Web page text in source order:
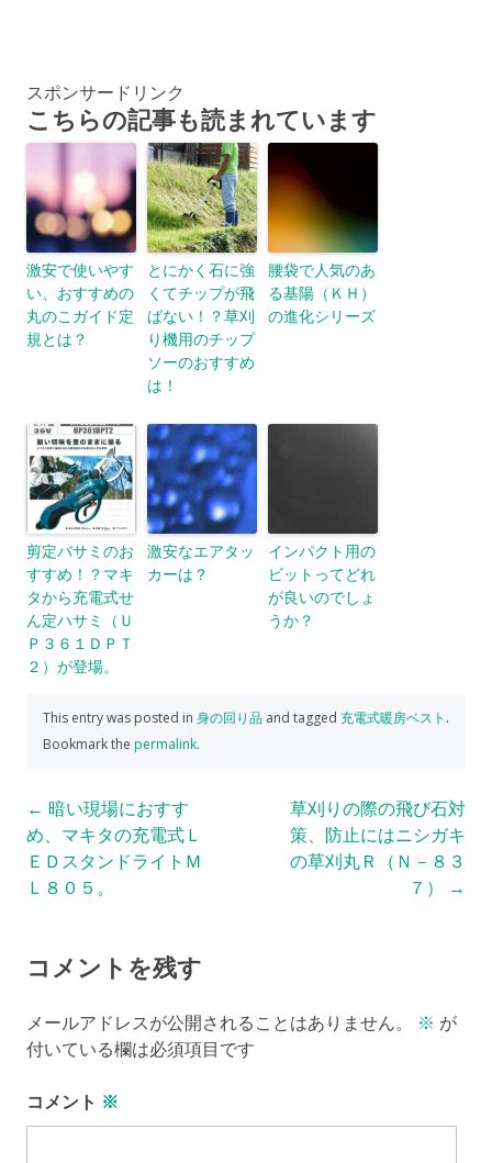
スポンサードリンク
こちらの記事も読まれています
激安で使いやす
い、おすすめの
丸のこガイド定
規とは？
とにかく石に強
くてチップが飛
ばない！？草刈
り機用のチップ
ソーのおすすめ
は！
腰袋で人気のあ
る基陽（ＫＨ）
の進化シリーズ
剪定バサミのお
すすめ！？マキ
タから充電式せ
ん定ハサミ（Ｕ
Ｐ３６１ＤＰＴ
２）が登場。
激安なエアタッ
カーは？
インパクト用の
ビットってどれ
が良いのでしょ
うか？
This entry was posted in 身の回り品 and tagged 充電式暖房ベスト .
Bookmark the permalink.
Post
navigation
← 暗い現場におすす
め、マキタの充電式Ｌ
ＥＤスタンドライトＭ
Ｌ８０５。
草刈りの際の飛び石対
策、防止にはニシガキ
の草刈丸Ｒ（Ｎ－８３
７）
→
コメントを残す
メールアドレスが公開されることはありません。 ※ が
付いている欄は必須項目です
コメント ※